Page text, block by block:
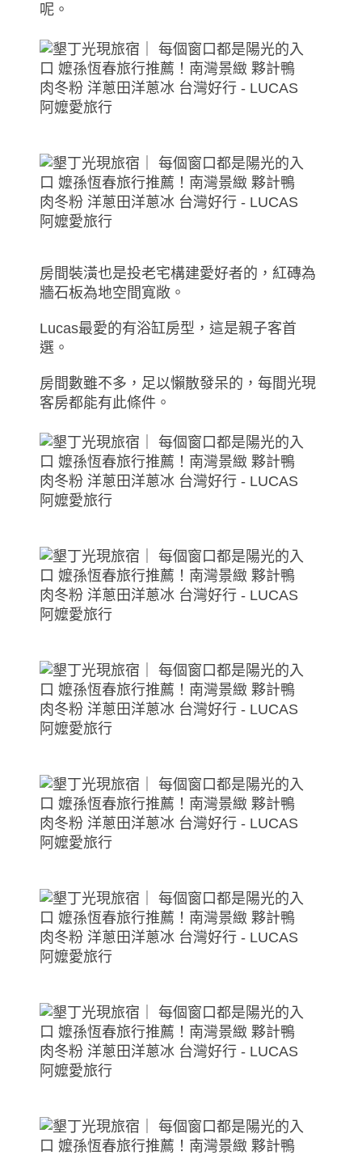
呢。
房間裝潢也是投老宅構建愛好者的，紅磚為
牆石板為地空間寬敞。
Lucas最愛的有浴缸房型，這是親子客首
選。
房間數雖不多，足以懶散發呆的，每間光現
客房都能有此條件。